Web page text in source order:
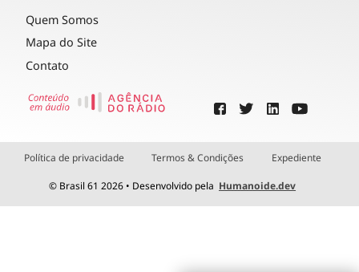
Quem Somos
Mapa do Site
Contato
Política de privacidade Termos & Condições Expediente
© Brasil 61 2026 • Desenvolvido pela Humanoide.dev